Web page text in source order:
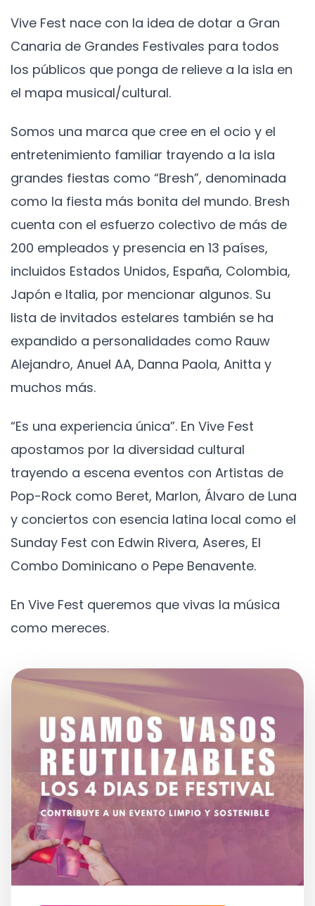
Vive Fest nace con la idea de dotar a Gran
Canaria de Grandes Festivales para todos
los públicos que ponga de relieve a la isla en
el mapa musical/cultural.
Somos una marca que cree en el ocio y el
entretenimiento familiar trayendo a la isla
grandes fiestas como “Bresh”, denominada
como la fiesta más bonita del mundo. Bresh
cuenta con el esfuerzo colectivo de más de
200 empleados y presencia en 13 países,
incluidos Estados Unidos, España, Colombia,
Japón e Italia, por mencionar algunos. Su
lista de invitados estelares también se ha
expandido a personalidades como Rauw
Alejandro, Anuel AA, Danna Paola, Anitta y
muchos más.
“Es una experiencia única”. En Vive Fest
apostamos por la diversidad cultural
trayendo a escena eventos con Artistas de
Pop-Rock como Beret, Marlon, Álvaro de Luna
y conciertos con esencia latina local como el
Sunday Fest con Edwin Rivera, Aseres, El
Combo Dominicano o Pepe Benavente.
En Vive Fest queremos que vivas la música
como mereces.